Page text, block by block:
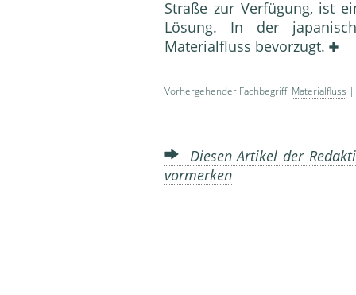
Straße zur Verfügung, ist
Lösung. In der
Materialfluss bevorzugt.
Vorhergehender Fachbegriff: Materialfluss |
Diesen Artikel der
vormerken